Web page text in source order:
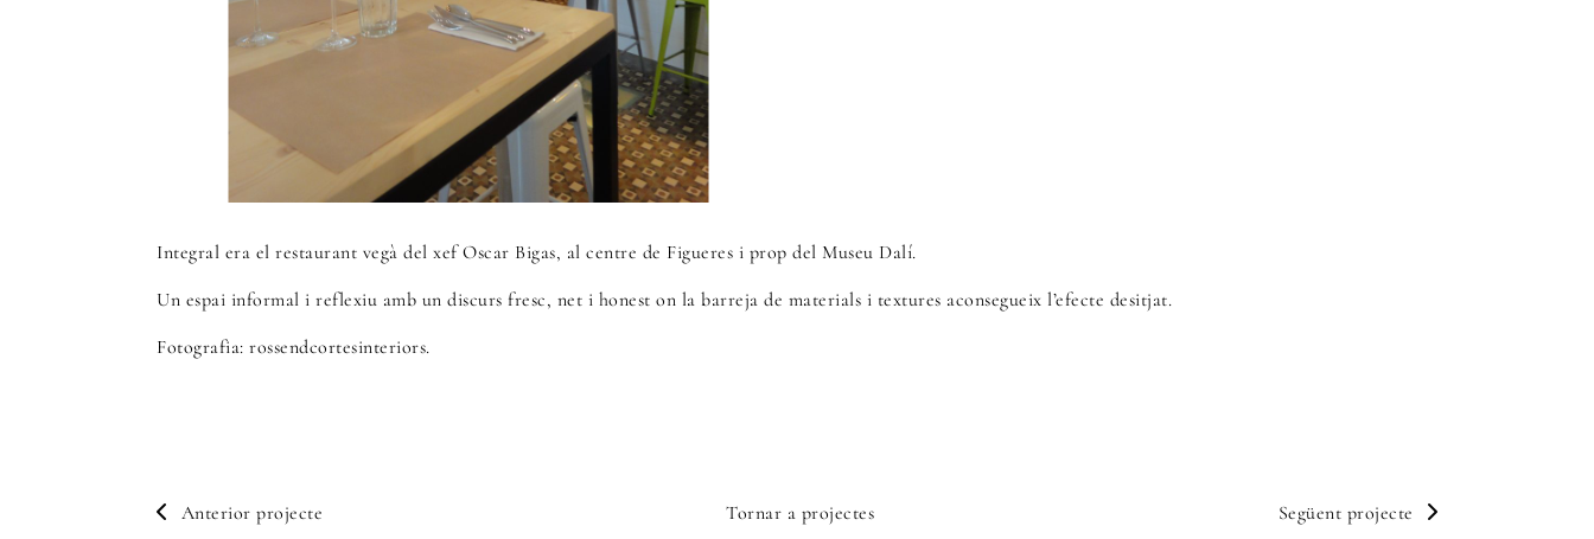
Integral era el restaurant vegà del xef Oscar Bigas, al centre de Figueres i prop del Museu Dalí.
Un espai informal i reflexiu amb un discurs fresc, net i honest on la barreja de materials i textures aconsegueix l’efecte desitjat.
Fotografia: rossendcortesinteriors.
Anterior projecte Tornar a projectes Següent projecte